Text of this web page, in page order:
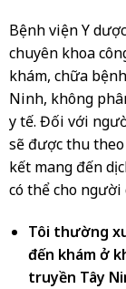
Bệnh viện Y
chuyên khoa
khám, chữa
Ninh, không
y tế. Đối với
sẽ được thu
kết mang đến
có thể cho
Tôi thường
đến khám ở
truyền Tây